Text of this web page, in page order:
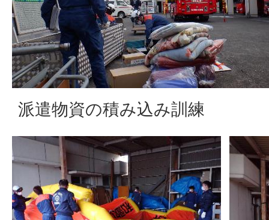
派遣物資の積み込み訓練